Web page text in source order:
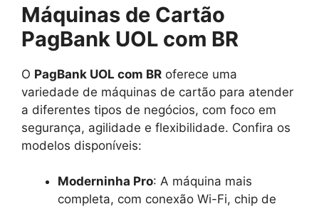
Máquinas de Cartão
PagBank UOL com BR
O PagBank UOL com BR oferece uma
variedade de máquinas de cartão para atender
a diferentes tipos de negócios, com foco em
segurança, agilidade e flexibilidade. Confira os
modelos disponíveis:
Moderninha Pro: A máquina mais
completa, com conexão Wi-Fi, chip de